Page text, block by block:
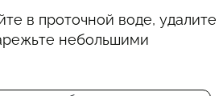
в проточной воде, удалите
небольшими